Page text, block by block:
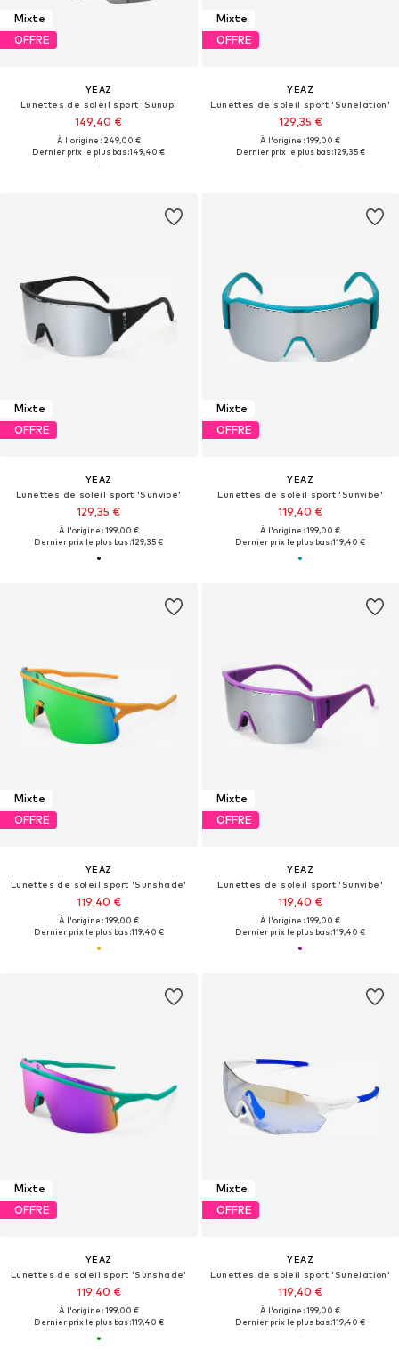
Mixte
OFFRE
YEAZ
Lunettes de soleil sport 'Sunup'
149,40 €
À l'origine : 249,00 €
Dernier prix le plus bas :149,40 €
Mixte
OFFRE
YEAZ
Lunettes de soleil sport 'Sunelation'
129,35 €
À l'origine : 199,00 €
Dernier prix le plus bas :129,35 €
Mixte
OFFRE
YEAZ
Lunettes de soleil sport 'Sunvibe'
129,35 €
À l'origine : 199,00 €
Dernier prix le plus bas :129,35 €
Mixte
OFFRE
YEAZ
Lunettes de soleil sport 'Sunvibe'
119,40 €
À l'origine : 199,00 €
Dernier prix le plus bas :119,40 €
Mixte
OFFRE
YEAZ
Lunettes de soleil sport 'Sunshade'
119,40 €
À l'origine : 199,00 €
Dernier prix le plus bas :119,40 €
Mixte
OFFRE
YEAZ
Lunettes de soleil sport 'Sunvibe'
119,40 €
À l'origine : 199,00 €
Dernier prix le plus bas :119,40 €
Mixte
OFFRE
YEAZ
Lunettes de soleil sport 'Sunshade'
119,40 €
À l'origine : 199,00 €
Dernier prix le plus bas :119,40 €
Mixte
OFFRE
YEAZ
Lunettes de soleil sport 'Sunelation'
119,40 €
À l'origine : 199,00 €
Dernier prix le plus bas :119,40 €